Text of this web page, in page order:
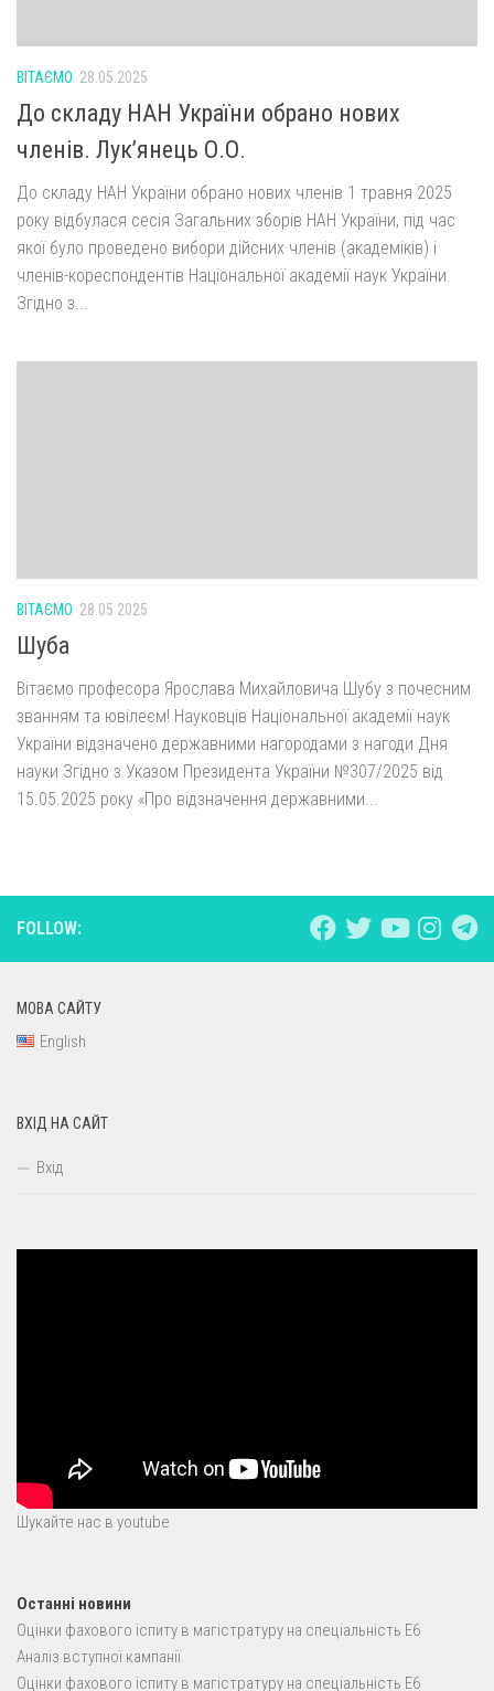
ВІТАЄМО 28.05.2025
До складу НАН України обрано нових
членів. Лук’янець О.О.
До складу НАН України обрано нових членів 1 травня 2025
року відбулася сесія Загальних зборів НАН України, під час
якої було проведено вибори дійсних членів (академіків) і
членів-кореспондентів Національної академії наук України.
Згідно з...
ВІТАЄМО 28.05.2025
Шуба
Вітаємо професора Ярослава Михайловича Шубу з почесним
званням та ювілеєм! Науковців Національної академії наук
України відзначено державними нагородами з нагоди Дня
науки Згідно з Указом Президента України №307/2025 від
15.05.2025 року «Про відзначення державними...
FOLLOW:
МОВА САЙТУ
English
ВХІД НА САЙТ
Вхід
Шукайте нас в youtube
Останні новини
Оцінки фахового іспиту в магістратуру на спеціальність E6
Аналіз вступної кампанії
Оцінки фахового іспиту в магістратуру на спеціальність E6